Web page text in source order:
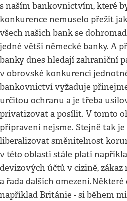
s naším bankovnictvím, které
konkurence nemuselo přežít
všech našich bank se
jedné větší německé banky. A
banky dnes hledají zahraniční
v obrovské konkurenci
bankovnictví vyžaduje
určitou ochranu a je třeba
privatizovat a posílit. V tomto
připraveni nejsme. Stejně tak
liberalizovat směnitelnost
v této oblasti stále platí
devizových účtů v cizině,
a řada dalších
například Británie - si během